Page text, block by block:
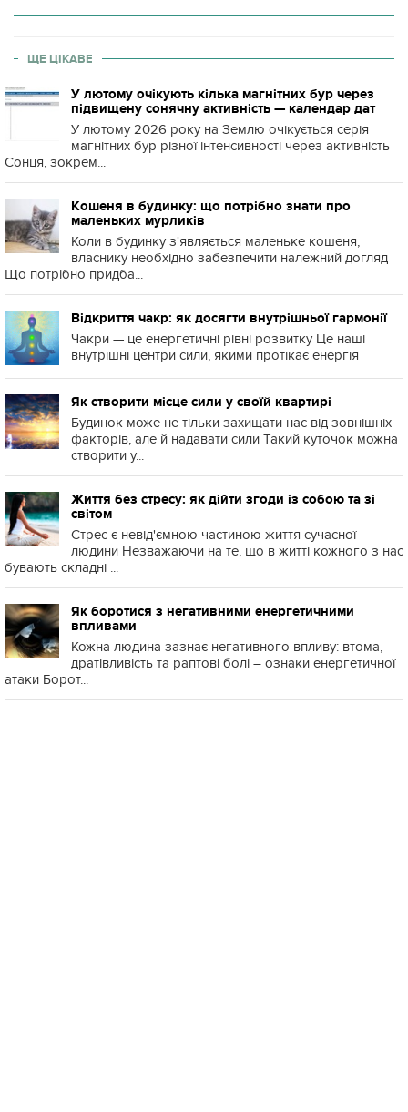
ЩЕ ЦІКАВЕ
У лютому очікують кілька магнітних бур через
підвищену сонячну активність — календар дат
У лютому 2026 року на Землю очікується серія
магнітних бур різної інтенсивності через активність
Сонця, зокрем...
Кошеня в будинку: що потрібно знати про
маленьких мурликів
Коли в будинку з'являється маленьке кошеня,
власнику необхідно забезпечити належний догляд
Що потрібно придба...
Відкриття чакр: як досягти внутрішньої гармонії
Чакри — це енергетичні рівні розвитку Це наші
внутрішні центри сили, якими протікає енергія
Як створити місце сили у своїй квартирі
Будинок може не тільки захищати нас від зовнішніх
факторів, але й надавати сили Такий куточок можна
створити у...
Життя без стресу: як дійти згоди із собою та зі
світом
Стрес є невід'ємною частиною життя сучасної
людини Незважаючи на те, що в житті кожного з нас
бувають складні ...
Як боротися з негативними енергетичними
впливами
Кожна людина зазнає негативного впливу: втома,
дратівливість та раптові болі – ознаки енергетичної
атаки Борот...